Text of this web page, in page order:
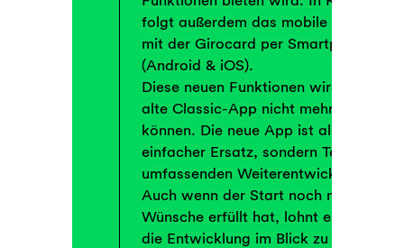
folgt außerdem das mobile Bezahlen
mit der Girocard per Smartphone
(Android & iOS).
Diese neuen Funktionen wird die
alte Classic-App nicht mehr leisten
können. Die neue App ist also kein
einfacher Ersatz, sondern Teil einer
umfassenden Weiterentwicklung.
Auch wenn der Start noch nicht alle
Wünsche erfüllt hat, lohnt es sich,
die Entwicklung im Blick zu